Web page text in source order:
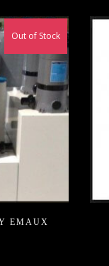
EMAUX
Out of Stock